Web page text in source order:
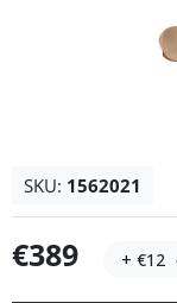
SKU: 1562021
€389 + €12